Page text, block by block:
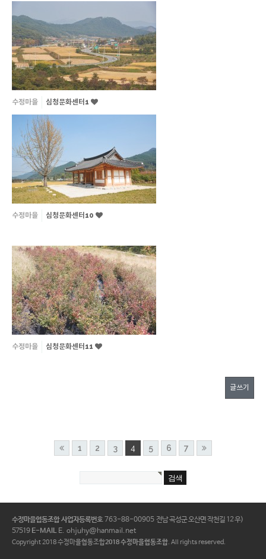
수정마을 심청문화센터1
수정마을 심청문화센터10
수정마을 심청문화센터11
글쓰기
1 2 3 4 5 6 7
수정마을협동조합 사업자등록번호763-88-00905 전남 곡성군 오산면 작천길 12 우)
57519 E-MAILE. ohjuhy@hanmail.net
Copyright 2018 수정마을협동조합2018 수정마을협동조합. All rights reserved.